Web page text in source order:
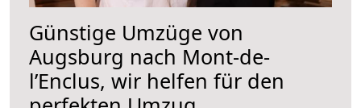
Günstige Umzüge von
Augsburg nach Mont-de-
l’Enclus, wir helfen für den